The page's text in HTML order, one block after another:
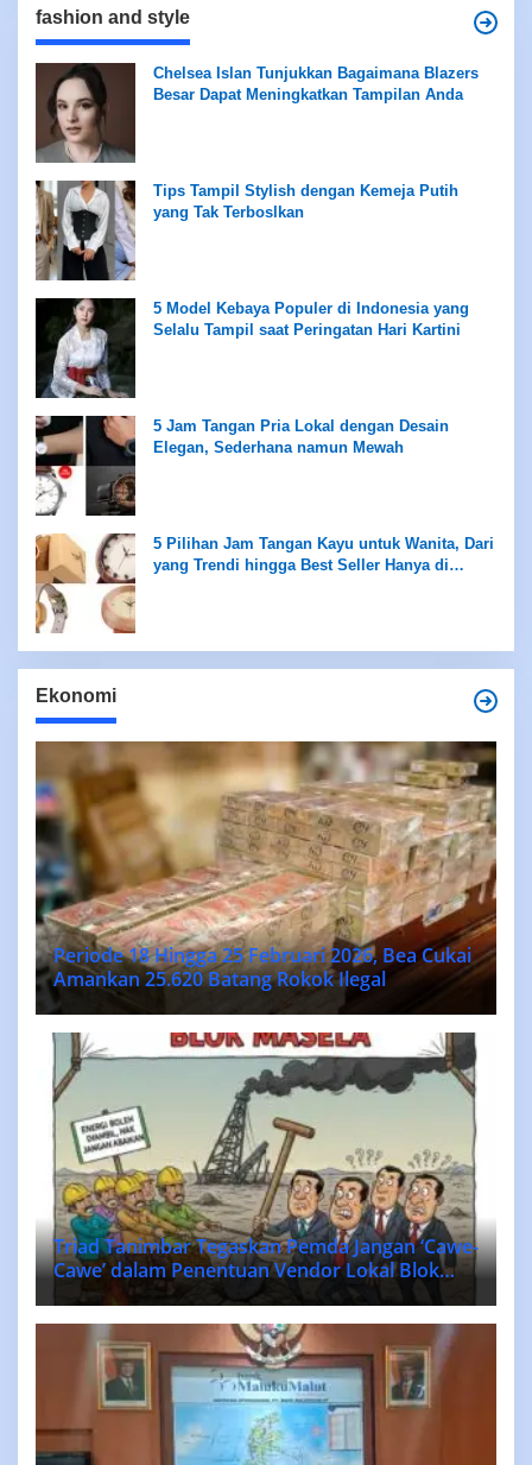
fashion and style
Chelsea Islan Tunjukkan Bagaimana Blazers
Besar Dapat Meningkatkan Tampilan Anda
Tips Tampil Stylish dengan Kemeja Putih
yang Tak Terboslkan
5 Model Kebaya Populer di Indonesia yang
Selalu Tampil saat Peringatan Hari Kartini
5 Jam Tangan Pria Lokal dengan Desain
Elegan, Sederhana namun Mewah
5 Pilihan Jam Tangan Kayu untuk Wanita, Dari
yang Trendi hingga Best Seller Hanya di
Ekonomi
Periode 18 Hingga 25 Februari 2026, Bea Cukai
Amankan 25.620 Batang Rokok Ilegal
Triad Tanimbar Tegaskan Pemda Jangan ‘Cawe-
Cawe’ dalam Penentuan Vendor Lokal Blok
MASELA.